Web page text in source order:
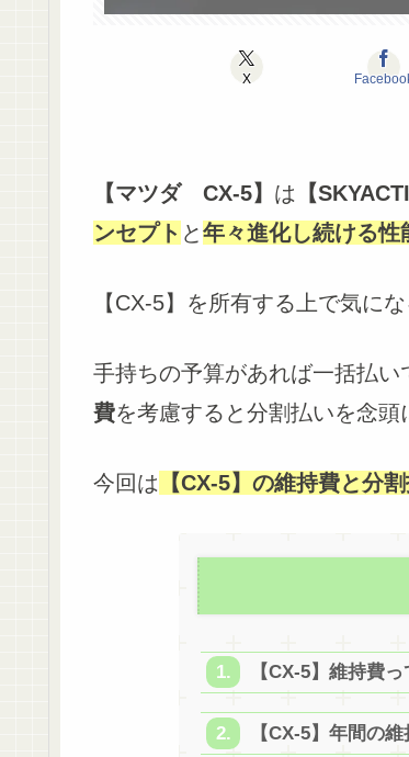
X
【マツダ CX-5】 は 【
ンセプト と年々進化し続ける性
【CX-5】を所有する上で気に
手持ちの予算があれば一括払
費を考慮すると分割払いを念頭
今回は 【CX-5】の維持費と分
【CX-5】維持費
【CX-5】年間の